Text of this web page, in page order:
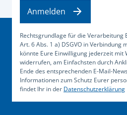
Rechtsgrundlage für die Verarbeitung
Art. 6 Abs. 1 a) DSGVO in Verbindung
könnte Eure Einwilligung jederzeit mit
widerrufen, am Einfachsten durch
Ende des entsprechenden E-Mail-
Informationen zum Schutz Eurer
findet Ihr in der Datenschutzerklärung
Anmelden